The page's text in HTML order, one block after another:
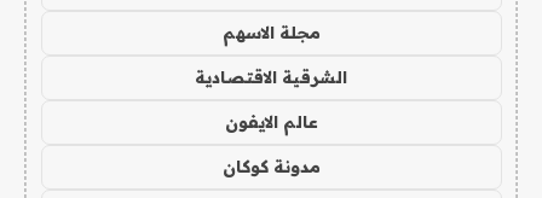
مجلة الاسهم
الشرقية الاقتصادية
عالم الايفون
مدونة كوكان